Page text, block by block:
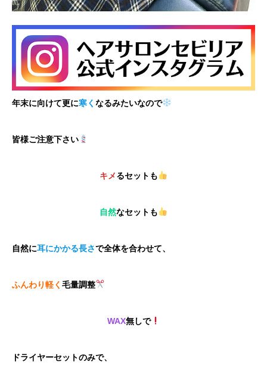
年末に向けて更に寒く なるみたいなので
皆様ご注意下さい
キメるセットも
自然なセットも
自然に耳にかかる長さで全体を合わせて、
ふんわり軽く 毛量調整
WAX無しで
ドライヤーセットのみで、